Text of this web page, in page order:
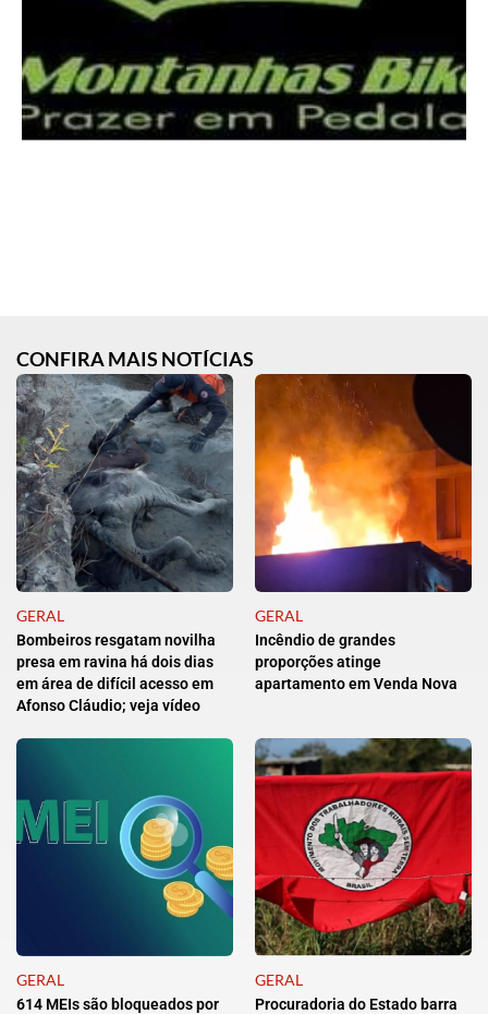
CONFIRA MAIS NOTÍCIAS
GERAL
Bombeiros resgatam novilha
presa em ravina há dois dias
em área de difícil acesso em
Afonso Cláudio; veja vídeo
GERAL
Incêndio de grandes
proporções atinge
apartamento em Venda Nova
GERAL
614 MEIs são bloqueados por
GERAL
Procuradoria do Estado barra